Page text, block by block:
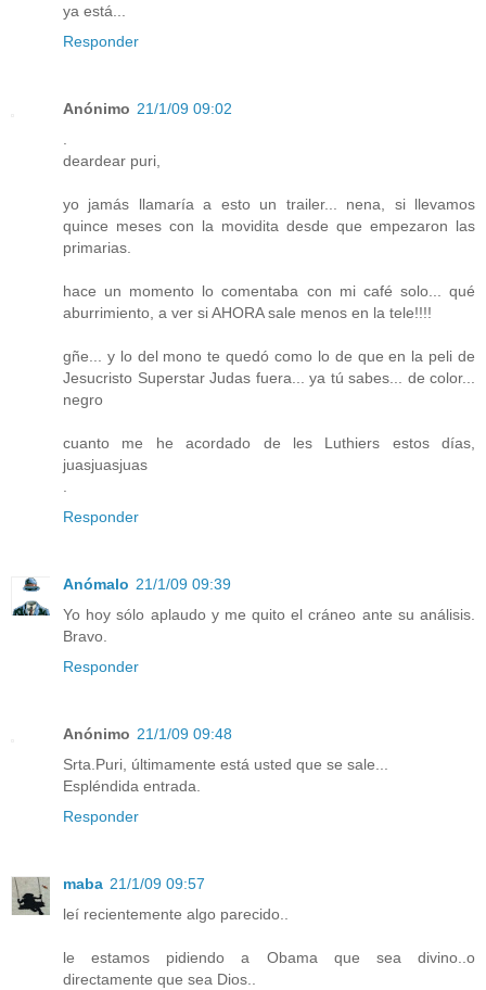
ya está...
Responder
Anónimo 21/1/09 09:02
deardear puri,
yo jamás llamaría a esto un trailer... nena, si llevamos
quince meses con la movidita desde que empezaron las
primarias.
hace un momento lo comentaba con mi café solo... qué
aburrimiento, a ver si AHORA sale menos en la tele!!!!
gñe... y lo del mono te quedó como lo de que en la peli de
Jesucristo Superstar Judas fuera... ya tú sabes... de color...
negro
cuanto me he acordado de les Luthiers estos días,
juasjuasjuas
Responder
Anómalo 21/1/09 09:39
Yo hoy sólo aplaudo y me quito el cráneo ante su análisis.
Bravo.
Responder
Anónimo 21/1/09 09:48
Srta.Puri, últimamente está usted que se sale...
Espléndida entrada.
Responder
maba 21/1/09 09:57
leí recientemente algo parecido..
le estamos pidiendo a Obama que sea divino..o
directamente que sea Dios..